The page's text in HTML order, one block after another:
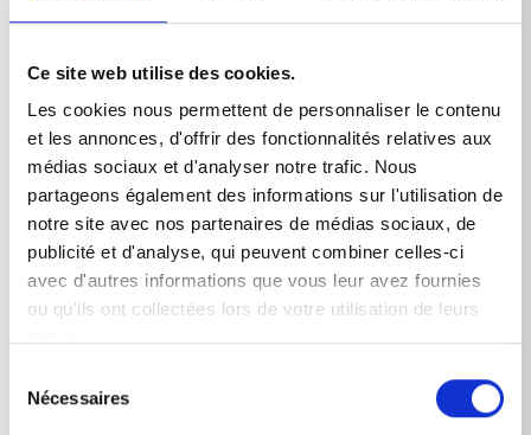
Ce site web utilise des cookies.
Les cookies nous permettent de personnaliser le contenu
et les annonces, d'offrir des fonctionnalités relatives aux
médias sociaux et d'analyser notre trafic. Nous
partageons également des informations sur l'utilisation de
notre site avec nos partenaires de médias sociaux, de
publicité et d'analyse, qui peuvent combiner celles-ci
avec d'autres informations que vous leur avez fournies
ou qu'ils ont collectées lors de votre utilisation de leurs
Nécessaires
DONNÉES TECHNIQUES
Poids
buse rotative turbo 11 sans lance
0,6879kg